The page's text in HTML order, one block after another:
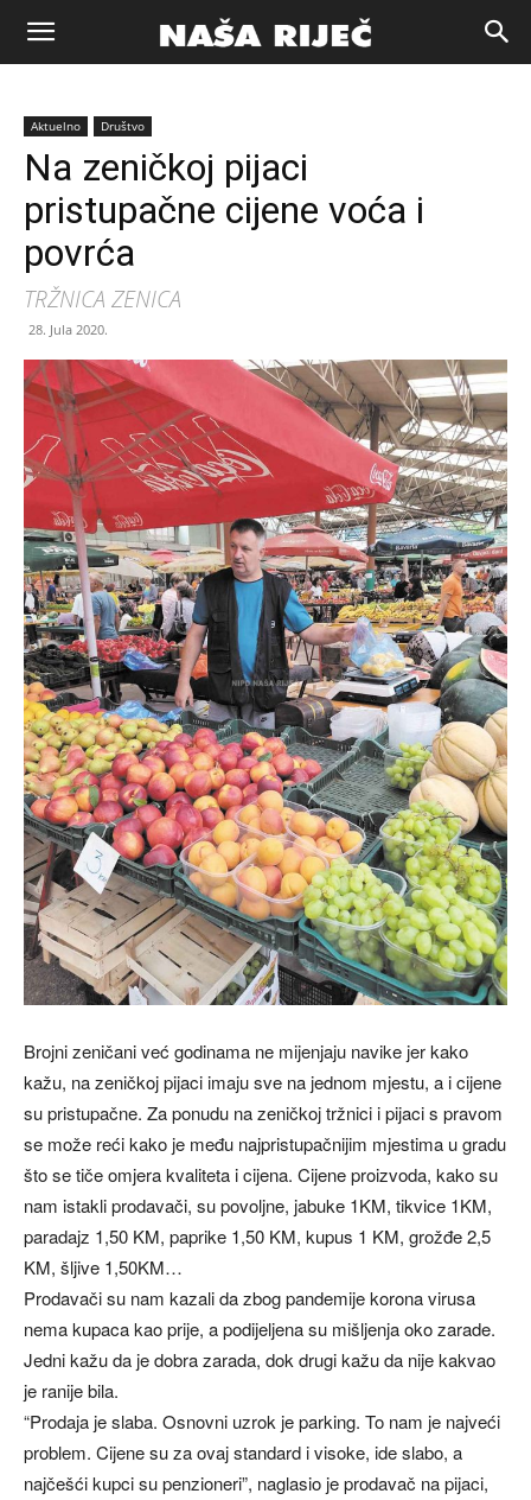
Naša
riječ
Zenica
Aktuelno Društvo
Na zeničkoj pijaci
pristupačne cijene voća i
povrća
TRŽNICA ZENICA
28. Jula 2020.
Brojni zeničani već godinama ne mijenjaju navike jer kako
kažu, na zeničkoj pijaci imaju sve na jednom mjestu, a i cijene
su pristupačne. Za ponudu na zeničkoj tržnici i pijaci s pravom
se može reći kako je među najpristupačnijim mjestima u gradu
što se tiče omjera kvaliteta i cijena. Cijene proizvoda, kako su
nam istakli prodavači, su povoljne, jabuke 1KM, tikvice 1KM,
paradajz 1,50 KM, paprike 1,50 KM, kupus 1 KM, grožđe 2,5
KM, šljive 1,50KM…
Prodavači su nam kazali da zbog pandemije korona virusa
nema kupaca kao prije, a podijeljena su mišljenja oko zarade.
Jedni kažu da je dobra zarada, dok drugi kažu da nije kakvao
je ranije bila.
“Prodaja je slaba. Osnovni uzrok je parking. To nam je najveći
problem. Cijene su za ovaj standard i visoke, ide slabo, a
najčešći kupci su penzioneri”, naglasio je prodavač na pijaci,